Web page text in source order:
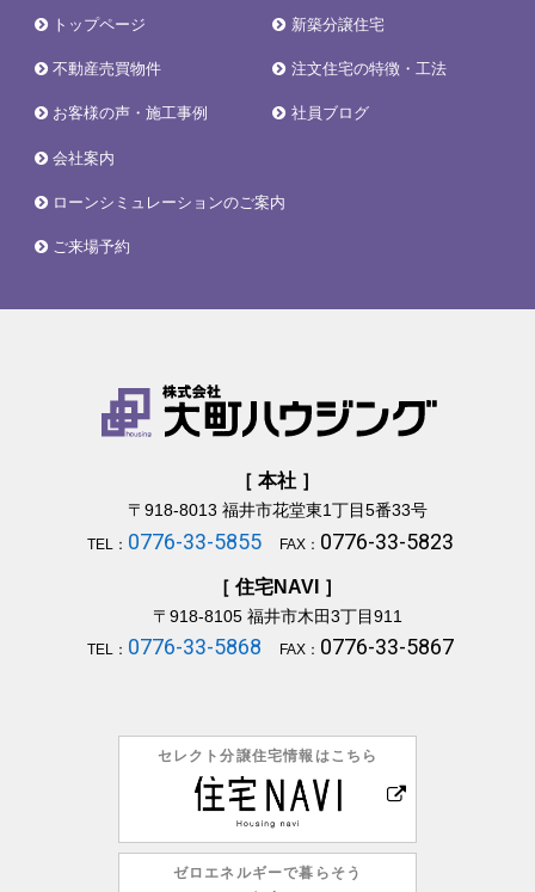
トップページ 新築分譲住宅
不動産売買物件 注文住宅の特徴・工法
お客様の声・施工事例 社員ブログ
会社案内
ローンシミュレーションのご案内
ご来場予約
［ 本社 ］
〒918-8013 福井市花堂東1丁目5番33号
TEL： 0776-33-5855 FAX： 0776-33-5823
［ 住宅NAVI ］
〒918-8105福井市木田3丁目911
TEL： 0776-33-5868 FAX： 0776-33-5867
セレクト分譲住宅情報はこちら
ゼロエネルギーで暮らそう